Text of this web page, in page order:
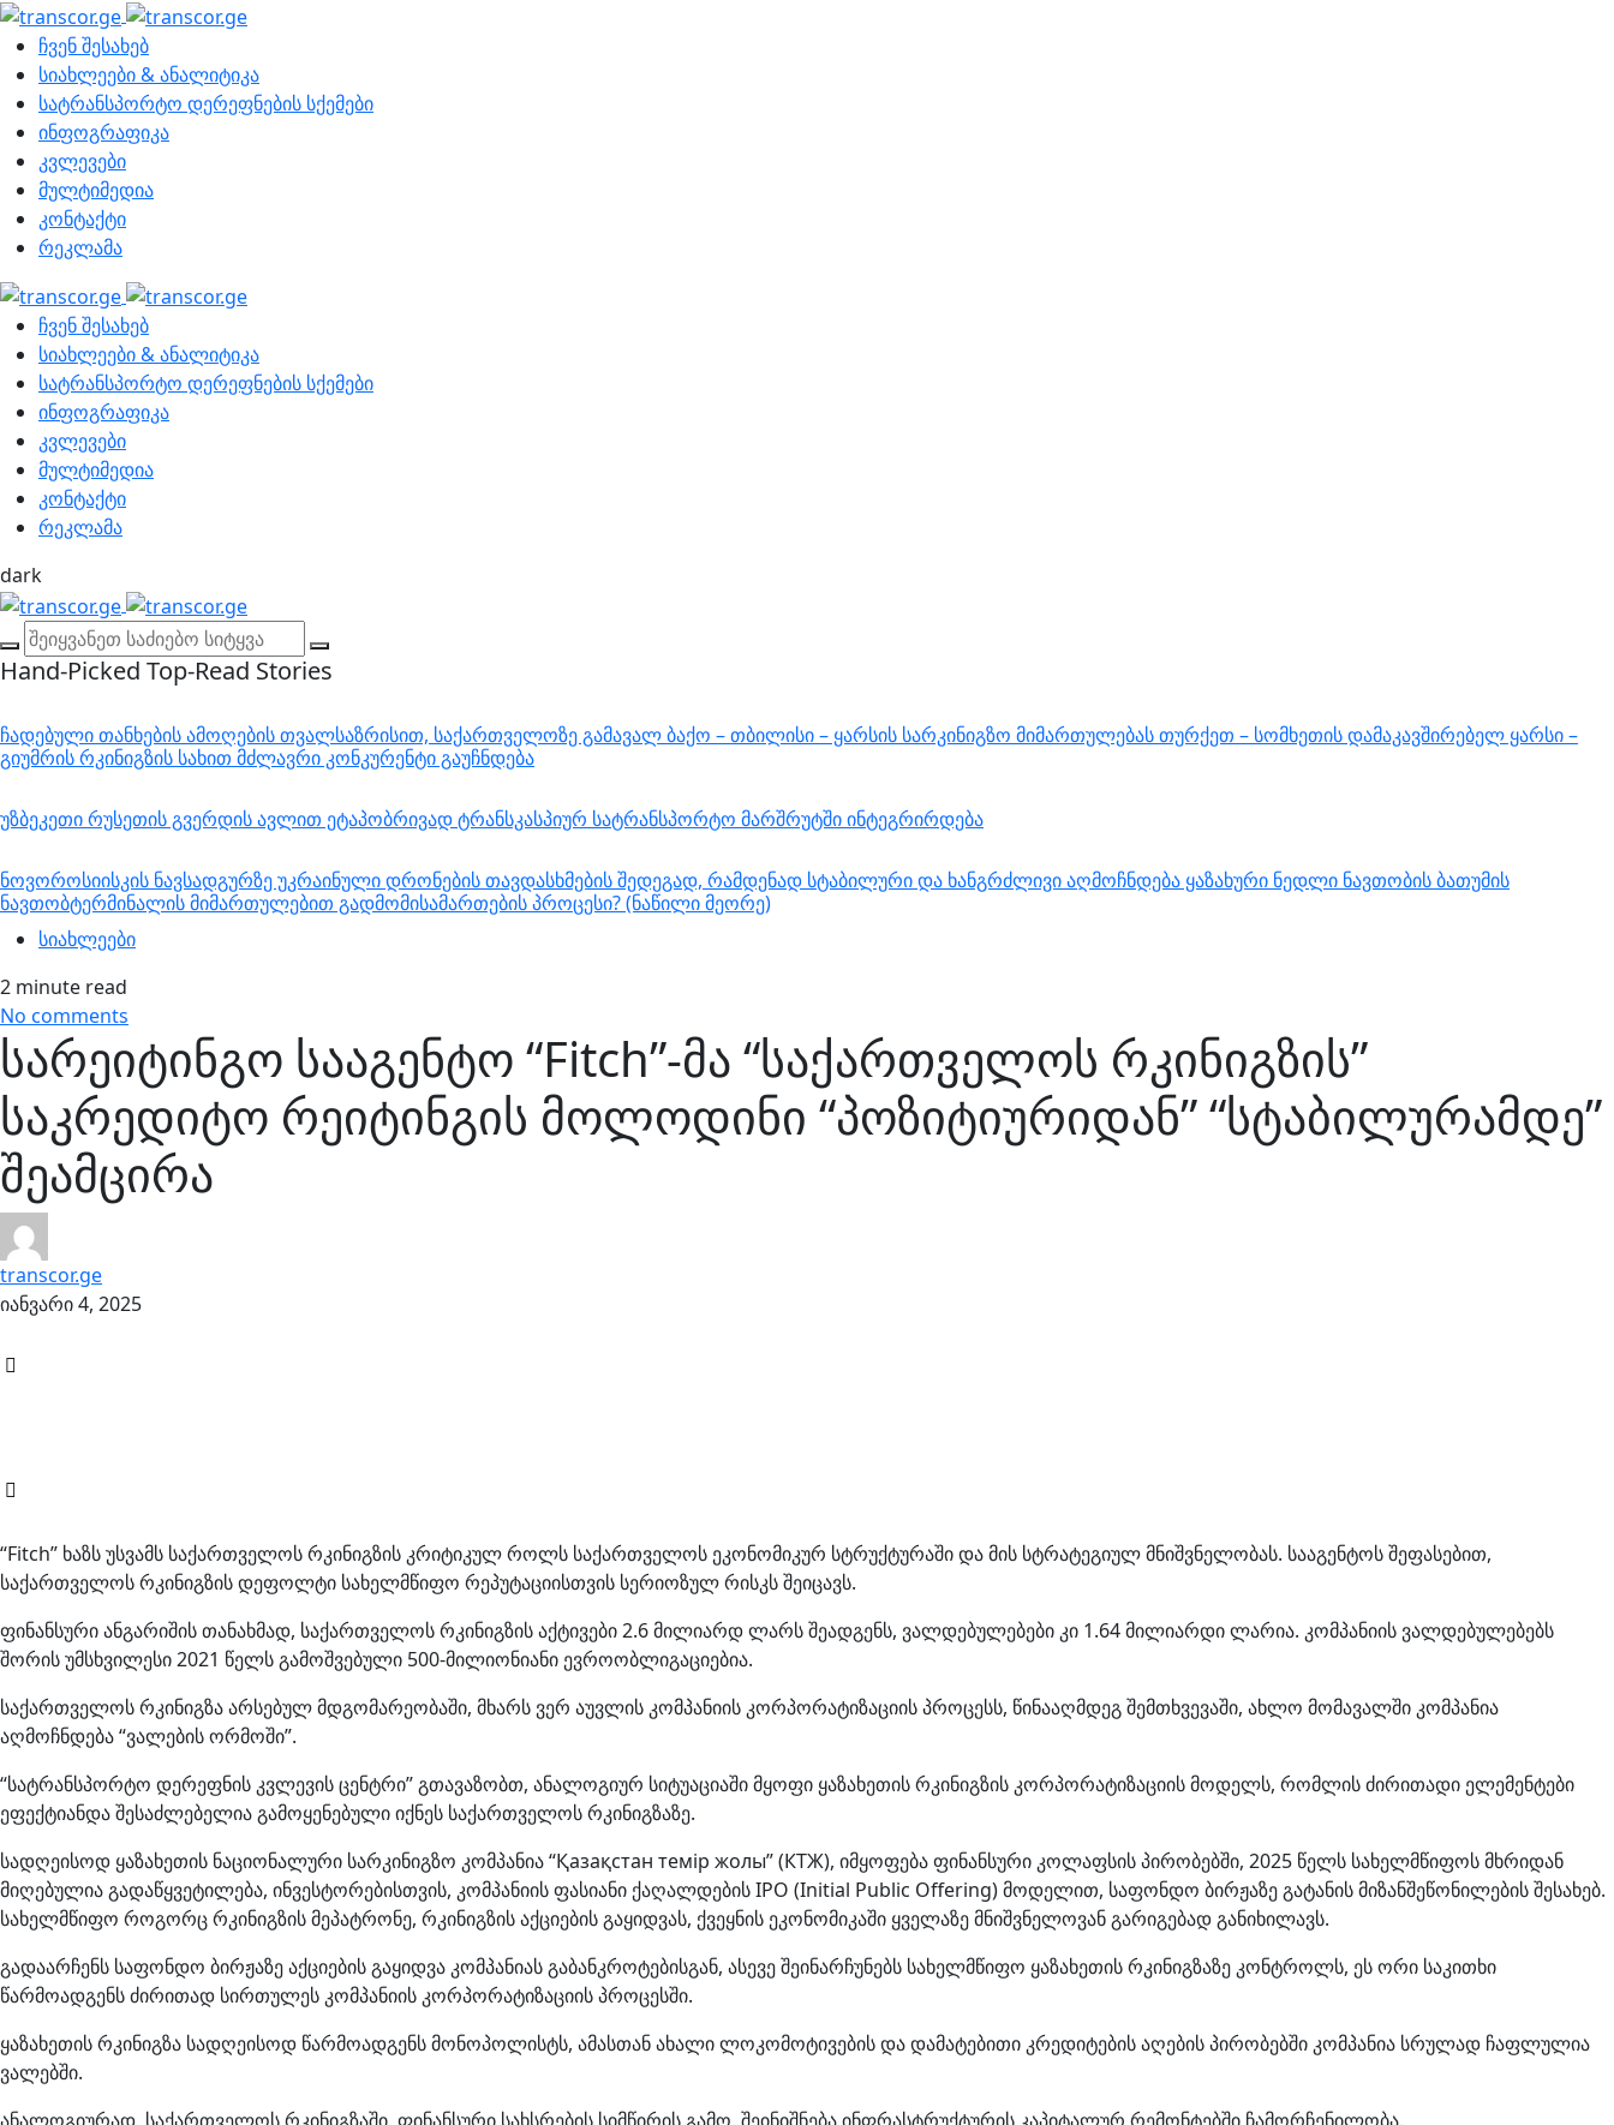
ჩვენ შესახებ
სიახლეები & ანალიტიკა
სატრანსპორტო დერეფნების სქემები
ინფოგრაფიკა
კვლევები
მულტიმედია
კონტაქტი
რეკლამა
ჩვენ შესახებ
სიახლეები & ანალიტიკა
სატრანსპორტო დერეფნების სქემები
ინფოგრაფიკა
კვლევები
მულტიმედია
კონტაქტი
რეკლამა
dark
Hand-Picked Top-Read Stories
ჩადებული თანხების ამოღების თვალსაზრისით, საქართველოზე გამავალ ბაქო – თბილისი – ყარსის სარკინიგზო მიმართულებას თურქეთ – სომხეთის დამაკავშირებელ ყარსი –
გიუმრის რკინიგზის სახით მძლავრი კონკურენტი გაუჩნდება
უზბეკეთი რუსეთის გვერდის ავლით ეტაპობრივად ტრანსკასპიურ სატრანსპორტო მარშრუტში ინტეგრირდება
ნოვოროსიისკის ნავსადგურზე უკრაინული დრონების თავდასხმების შედეგად, რამდენად სტაბილური და ხანგრძლივი აღმოჩნდება ყაზახური ნედლი ნავთობის ბათუმის
ნავთობტერმინალის მიმართულებით გადმომისამართების პროცესი? (ნაწილი მეორე)
სიახლეები
2 minute read
No comments
სარეიტინგო სააგენტო “Fitch”-მა “საქართველოს რკინიგზის”
საკრედიტო რეიტინგის მოლოდინი “პოზიტიურიდან” “სტაბილურამდე”
შეამცირა
transcor.ge
იანვარი 4, 2025
“Fitch” ხაზს უსვამს საქართველოს რკინიგზის კრიტიკულ როლს საქართველოს ეკონომიკურ სტრუქტურაში და მის სტრატეგიულ მნიშვნელობას. სააგენტოს შეფასებით,
საქართველოს რკინიგზის დეფოლტი სახელმწიფო რეპუტაციისთვის სერიოზულ რისკს შეიცავს.
ფინანსური ანგარიშის თანახმად, საქართველოს რკინიგზის აქტივები 2.6მილიარდ ლარს შეადგენს, ვალდებულებები კი 1.64 მილიარდი ლარია. კომპანიის ვალდებულებებს
შორის უმსხვილესი 2021 წელს გამოშვებული 500-მილიონიანი ევროობლიგაციებია.
საქართველოს რკინიგზა არსებულ მდგომარეობაში, მხარს ვერ აუვლის კომპანიის კორპორატიზაციის პროცესს, წინააღმდეგ შემთხვევაში, ახლო მომავალში კომპანია
აღმოჩნდება “ვალების ორმოში”.
“სატრანსპორტო დერეფნის კვლევის ცენტრი” გთავაზობთ, ანალოგიურ სიტუაციაში მყოფი ყაზახეთის რკინიგზის კორპორატიზაციის მოდელს, რომლის ძირითადი ელემენტები
ეფექტიანდა შესაძლებელია გამოყენებული იქნეს საქართველოს რკინიგზაზე.
სადღეისოდ ყაზახეთის ნაციონალური სარკინიგზო კომპანია “Қазақстан темір жолы” (КТЖ), იმყოფება ფინანსური კოლაფსის პირობებში, 2025 წელს სახელმწიფოს მხრიდან
მიღებულია გადაწყვეტილება, ინვესტორებისთვის, კომპანიის ფასიანი ქაღალდების IPO (Initial Public Offering) მოდელით, საფონდო ბირჟაზე გატანის მიზანშეწონილების შესახებ.
სახელმწიფო როგორც რკინიგზის მეპატრონე, რკინიგზის აქციების გაყიდვას, ქვეყნის ეკონომიკაში ყველაზე მნიშვნელოვან გარიგებად განიხილავს.
გადაარჩენს საფონდო ბირჟაზე აქციების გაყიდვა კომპანიას გაბანკროტებისგან, ასევე შეინარჩუნებს სახელმწიფო ყაზახეთის რკინიგზაზე კონტროლს, ეს ორი საკითხი
წარმოადგენს ძირითად სირთულეს კომპანიის კორპორატიზაციის პროცესში.
ყაზახეთის რკინიგზა სადღეისოდ წარმოადგენს მონოპოლისტს, ამასთან ახალი ლოკომოტივების და დამატებითი კრედიტების აღების პირობებში კომპანია სრულად ჩაფლულია
ვალებში.